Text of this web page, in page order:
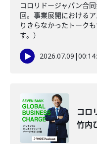
コロリドージャパン合
回。事業展開における
りきらなかったトーク
す。）
2026.07.09 |
コロ
竹内